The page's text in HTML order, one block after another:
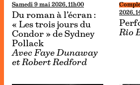
Samedi 9 mai 2026, 11h00
Du roman à l’écran :
« Les trois jours du
Condor » de Sydney
Pollack
Avec Faye Dunaway
et Robert Redford
2026,
Rio